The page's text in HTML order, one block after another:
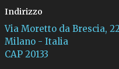
Indirizzo
Via Moretto da Brescia,
Milano - Italia
CAP 20133